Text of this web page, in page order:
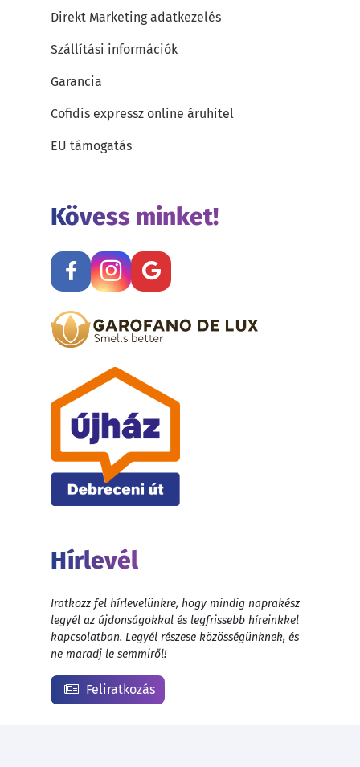
Direkt Marketing adatkezelés
Szállítási információk
Garancia
Cofidis expressz online áruhitel
EU támogatás
Kövess minket!
Hírlevél
Iratkozz fel hírlevelünkre, hogy mindig naprakész
legyél az újdonságokkal és legfrissebb híreinkkel
kapcsolatban. Legyél részese közösségünknek, és
ne maradj le semmiről!
Feliratkozás